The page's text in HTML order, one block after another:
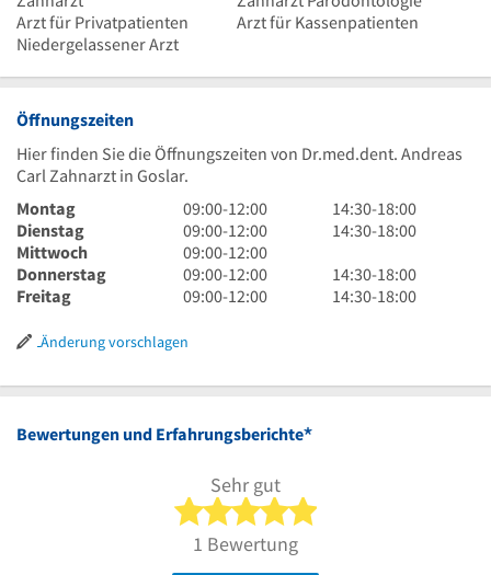
Arzt für Privatpatienten
Arzt für Kassenpatienten
Niedergelassener Arzt
Öffnungszeiten
Hier finden Sie die Öffnungszeiten von Dr.med.dent. Andreas
Carl Zahnarzt in Goslar.
Montag
9
Uhr
bis
12
Uhr
09:00-12:00
14
Uhr
bis
18
14:30-18:00
Dienstag
9
Uhr
bis
12
09:00-12:00
14
30
bis
14:30-18:00
Mittwoch
9
Uhr
bis
Uhr
09:00-12:00
Donnerstag
9
Uhr
12
09:00-12:00
14
Uhr
Uhr
14:30-18:00
Freitag
9
bis
Uhr
09:00-12:00
14
18
14:30-18:00
Änderung vorschlagen
Bewertungen und Erfahrungsberichte*
Sehr gut
5 von 5 Sternen
1 Bewertung